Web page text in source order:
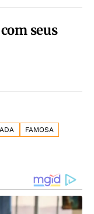
seus
FAMOSA